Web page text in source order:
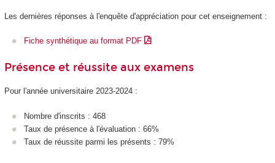
Les dernières réponses à l'enquête d'appréciation pour cet enseignement :
Fiche synthétique au format PDF
Présence et réussite aux examens
Pour l'année universitaire 2023-2024 :
Nombre d'inscrits : 468
Taux de présence à l'évaluation : 66%
Taux de réussite parmi les présents : 79%